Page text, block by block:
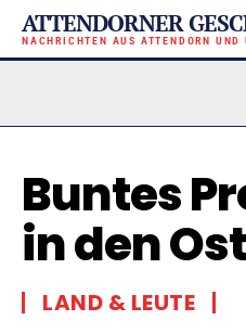
ATTENDORNER
NACHRICHTEN AUS ATTENDORN UND
Buntes
in den
LAND & LEUTE